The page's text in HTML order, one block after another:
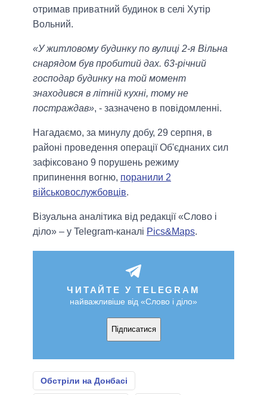
отримав приватний будинок в селі Хутір
Вольний.
«У житловому будинку по вулиці 2-я Вільна
снарядом був пробитий дах. 63-річний
господар будинку на той момент
знаходився в літній кухні, тому не
постраждав», - зазначено в повідомленні.
Нагадаємо, за минулу добу, 29 серпня, в
районі проведення операції Об'єднаних сил
зафіксовано 9 порушень режиму
припинення вогню, поранили 2
військовослужбовців.
Візуальна аналітика від редакції «Слово і
діло» – у Telegram-каналі Pics&Maps.
ЧИТАЙТЕ У TELEGRAM
найважливіше від «Слово і діло»
Підписатися
Обстріли на Донбасі